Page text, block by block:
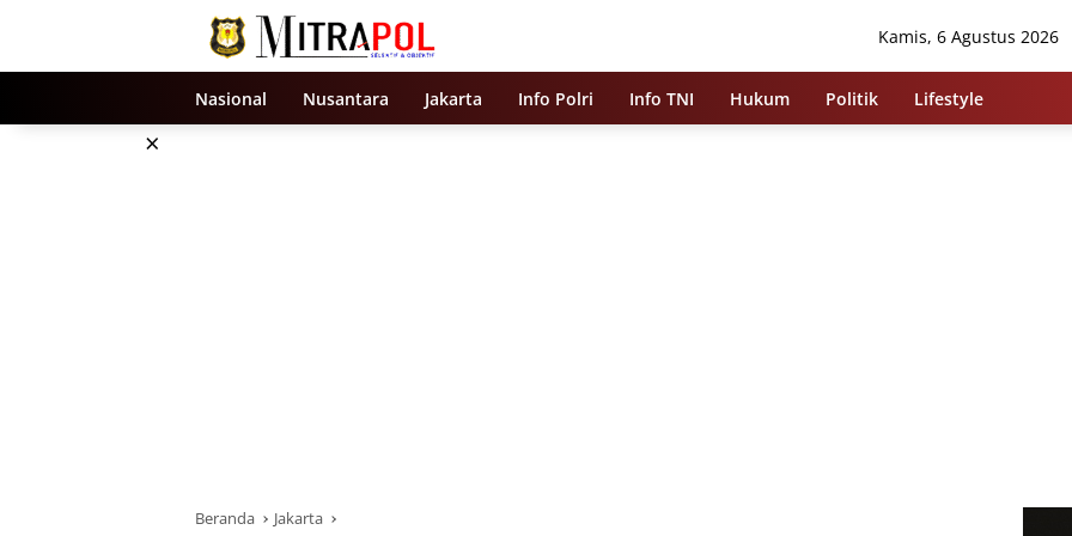
Kamis, 6 Agustus 2026
Nasional Nusantara Jakarta Info Polri Info TNI Hukum Politik Lifestyle
×
Beranda Jakarta